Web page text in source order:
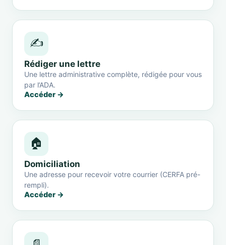
✍️
Rédiger une lettre
Une lettre administrative complète, rédigée pour vous
par l’ADA.
Accéder →
🏠
Domiciliation
Une adresse pour recevoir votre courrier (CERFA pré-
rempli).
Accéder →